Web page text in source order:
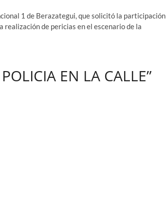
1 de Berazategui, que solicitó la participación
de pericias en el escenario de la
EN LA CALLE”